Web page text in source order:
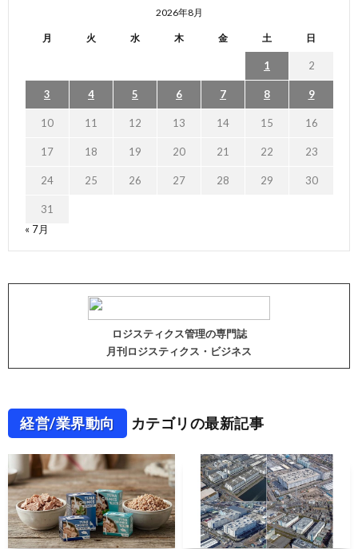
2026年8月
月 火 水 木 金 土 日
1 2
3 4 5 6 7 8 9
10 11 12 13 14 15 16
17 18 19 20 21 22 23
24 25 26 27 28 29 30
31
« 7月
ロジスティクス管理の専門誌
月刊ロジスティクス・ビジネス
経営/業界動向 カテゴリの最新記事